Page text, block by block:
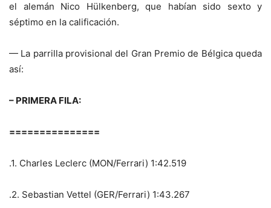
el alemán Nico Hülkenberg, que habían sido sexto y
séptimo en la calificación.
— La parrilla provisional del Gran Premio de Bélgica queda
así:
– PRIMERA FILA:
===============
.1. Charles Leclerc (MON/Ferrari) 1:42.519
.2. Sebastian Vettel (GER/Ferrari) 1:43.267